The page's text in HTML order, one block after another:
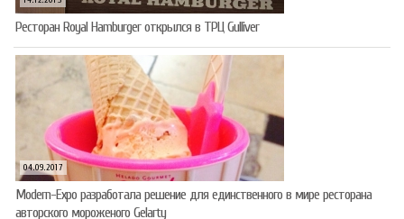
Ресторан Royal Hamburger открылся в ТРЦ Gulliver
04.09.2017
Modern-Expo разработала решение для единственного в мире ресторана
авторского мороженого Gelarty